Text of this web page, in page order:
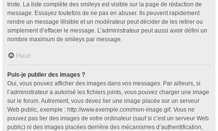
triste. La liste complète des smileys est visible sur la page de rédaction de
message. Essayez toutefois de ne pas en abuser. Ils peuvent rapidement
rendre un message illisible et un modérateur peut décider de les retirer ou
simplement d’effacer le message. L’administrateur peut aussi avoir défini un
nombre maximum de smileys par message.
Haut
Puis-je publier des images ?
Oui, vous pouvez afficher des images dans vos messages. Par ailleurs, si
l’administrateur a autorisé les fichiers joints, vous pouvez charger une image
sur le forum. Autrement, vous devez lier une image placée sur un serveur
Web public, exemple : http://www.exemple.com/mon-image.gif. Vous ne
pouvez pas lier des images de votre ordinateur (sauf si c’est un serveur Web
public) ni des images placées derrière des mécanismes d’authentification,